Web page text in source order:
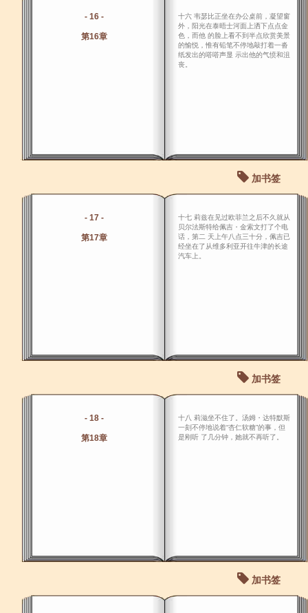
- 16 -
第16章
十六 韦瑟比正坐在办公桌前，凝望窗
外，阳光在泰晤士河面上洒下点点金
色，而他 的脸上看不到半点欣赏美景
的愉悦，惟有铅笔不停地敲打着一沓
纸发出的嗒嗒声显 示出他的气愤和沮
丧。
加书签
- 17 -
第17章
十七 莉兹在见过欧菲兰之后不久就从
贝尔法斯特给佩吉・金索文打了个电
话，第二 天上午八点三十分，佩吉已
经坐在了从维多利亚开往牛津的长途
汽车上。
加书签
- 18 -
第18章
十八 莉滋坐不住了。汤姆・达特默斯
一刻不停地说着“杏仁软糖”的事，但
是刚听 了几分钟，她就不再听了。
加书签